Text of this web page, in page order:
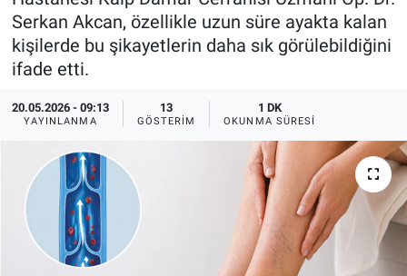
Serkan Akcan, özellikle uzun süre ayakta kalan
kişilerde bu şikayetlerin daha sık görülebildiğini
ifade etti.
20.05.2026 - 09:13
YAYINLANMA
13
GÖSTERIM
1 DK
OKUNMA SÜRESI